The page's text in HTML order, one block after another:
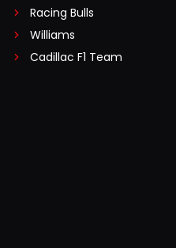
Racing Bulls
Williams
Cadillac F1 Team